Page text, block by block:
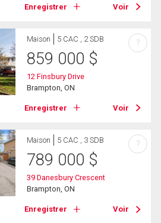
Enregistrer Voir
Maison 5 CAC , 2 SDB
859 000 $
12 Finsbury Drive
Brampton, ON
Enregistrer Voir
?
Maison 5 CAC , 3 SDB
789 000 $
39 Danesbury Crescent
Brampton, ON
Enregistrer Voir
?